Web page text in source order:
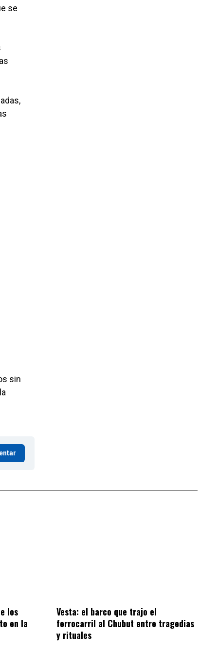
se
sin
los
en la
Vesta: el barco que trajo el
ferrocarril al Chubut entre tragedias
y rituales